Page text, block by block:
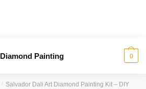
Diamond Painting 0
/ Salvador Dali Art Diamond Painting Kit – DIY